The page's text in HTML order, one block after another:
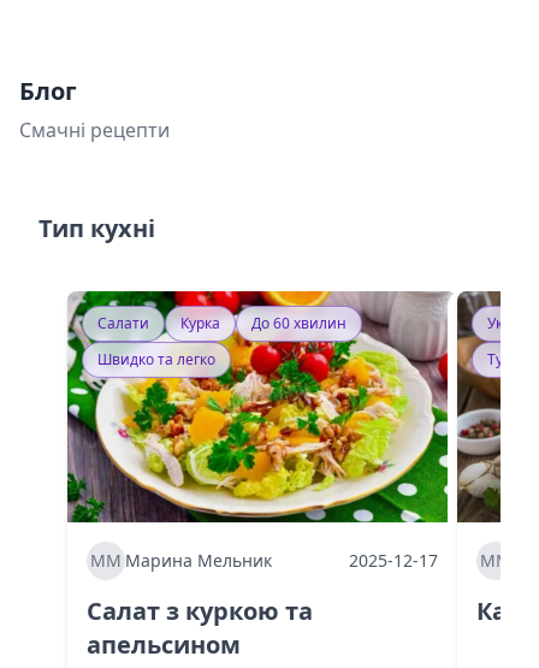
Блог
Смачні рецепти
Тип кухні
Салати Курка
До 60 хвилин
Швидко та легко
ММ Марина Мельник 2025-12-17
Салат з куркою та
апельсином
ММ